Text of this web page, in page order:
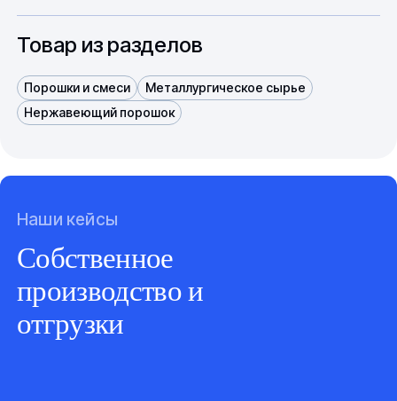
Товар из разделов
Порошки и смеси
Металлургическое сырье
Нержавеющий порошок
Наши кейсы
Собственное
производство и
отгрузки